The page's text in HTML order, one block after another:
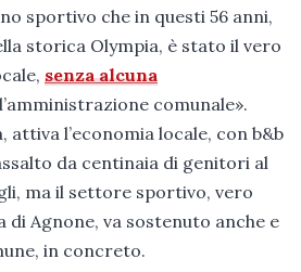
sportivo che in questi 56 anni,
storica Olympia, è stato il vero
senza alcuna
comunale».
attiva l’economia locale, con b&b
da centinaia di genitori al
ma il settore sportivo, vero
di Agnone, va sostenuto anche e
in concreto.